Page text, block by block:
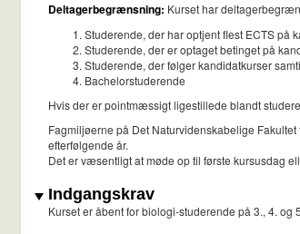
Deltagerbegrænsning: Kurset har
Studerende, der har optjent flest ECTS på
Studerende, der er optaget betinget på
Studerende, der følger kandidatkurser
Bachelorstuderende
Hvis der er pointmæssigt ligestillede blandt
Fagmiljøerne på Det Naturvidenskabelige
efterfølgende år.
Det er væsentligt at møde op til første kursusdag
Indgangskrav
Kurset er åbent for biologi-studerende på 3., 4. og